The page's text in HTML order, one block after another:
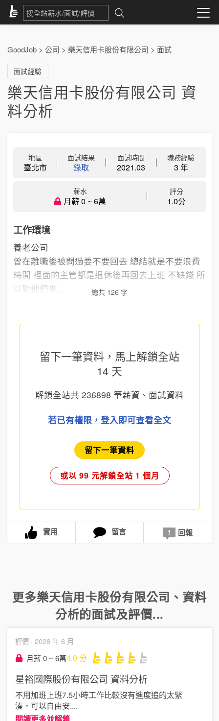
GoodJob > 公司 > 樂天信用卡股份有限公司 > 面試
面試經驗
樂天信用卡股份有限公司 資
料分析
地區
臺北市
面試結果
錄取
面試時間
2021.03
職務經驗
3 年
薪水
月薪 0 ~ 6萬
評分
1.0分
工作環境
養老公司
曾在離職後被問過要不要回去 總結就是不要浪費
時間 裡面的主管都是退休後再回去上班 不缺錢 所
以對他們來...
總共 126 字
留下一筆資料，馬上解鎖全站
14 天
解鎖全站共 236898 筆薪資、面試資料
若已有權限，登入即可查看全文
留下一筆資料
或以 99 元解鎖全站 1 個月
實用 留言 回報
更多樂天信用卡股份有限公司 、 資料
分析的面試及評價...
評價 · 2026 年 6 月
月薪 0 ~ 6萬4.0 分
星裕國際股份有限公司 資料分析
不用加班上班7.5小時工作比較沒有進度追的太緊
湊，可以自由安....